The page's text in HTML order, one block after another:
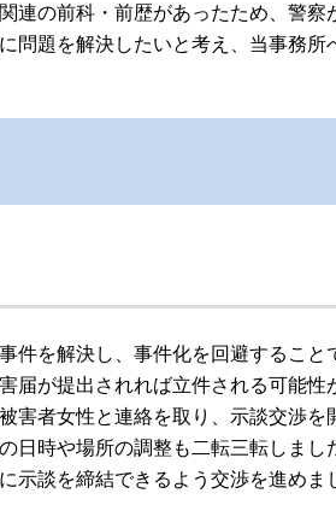
連の前科・前歴があったため、警察
問題を解決したいと考え、当事務所
件を解決し、事件化を回避すること
届が提出されれば立件される可能性
害者女性と連絡を取り、示談交渉を
日時や場所の調整も二転三転しまし
示談を締結できるよう交渉を進めま